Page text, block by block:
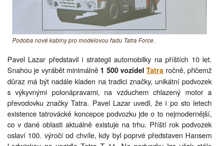
Podoba nové kabiny pro modelovou řadu Tatra Force.
Pavel Lazar představil i strategii automobilky na příštích 10 let.
Snahou je vyrábět minimálně 1 500 vozidel Tatra ročně, přičemž
důraz má být nadále kladen na tradici značky, unikátní podvozek
s výkyvnými polonápravami, na vzduchem chlazený motor a
převodovku značky Tatra. Pavel Lazar uvedl, že i po sto letech
existence tatrovácké koncepce podvozku jde o to nejmodernější,
co v dané oblasti aktuálně existuje na trhu. Příští rok podvozek
oslaví 100. výročí od chvíle, kdy byl poprvé představen Hansem